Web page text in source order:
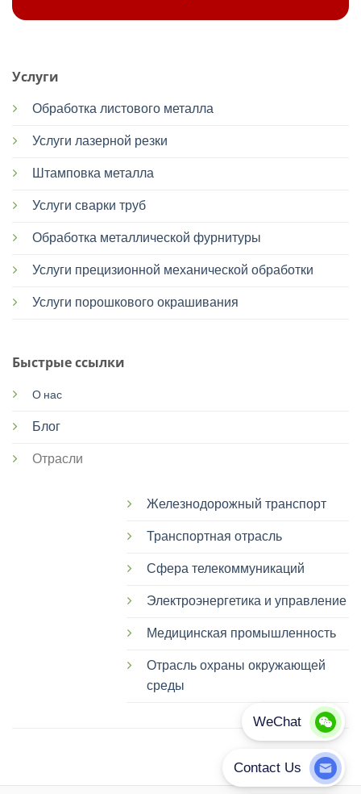
Услуги
Обработка листового металла
Услуги лазерной резки
Штамповка металла
Услуги сварки труб
Обработка металлической фурнитуры
Услуги прецизионной механической обработки
Услуги порошкового окрашивания
Быстрые ссылки
О нас
Блог
Отрасли
Железнодорожный транспорт
Транспортная отрасль
Сфера телекоммуникаций
Электроэнергетика и управление
Медицинская промышленность
Отрасль охраны окружающей
среды